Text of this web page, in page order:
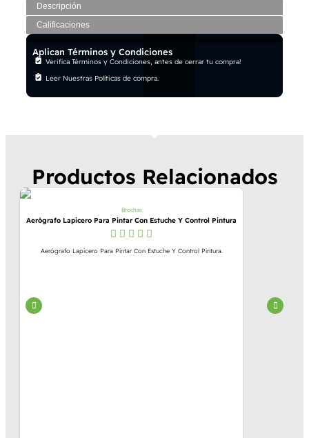
Descripción
Calificaciones
Aplican Términos y Condiciones
Verifica Términos y Condiciones, antes de cerrar tu compra!
Leer Nuestras Políticas de compra.
Productos Relacionados
Brochas
Aerógrafo Lapicero Para Pintar Con Estuche Y Control Pintura
Aerógrafo Lapicero Para Pintar Con Estuche Y Control Pintura.